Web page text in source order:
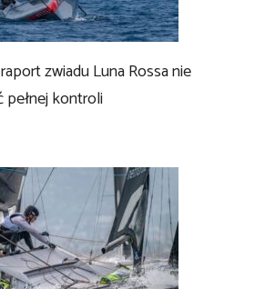
zwiadu Luna Rossa nie
pełnej kontroli